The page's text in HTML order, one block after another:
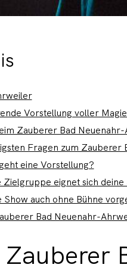
Vorstellung voller
Zauberer Bad
Fragen zum
eine Vorstellung?
Zielgruppe eignet sich deine
Show auch ohne Bühne
Bad Neuenahr-
Zauberer